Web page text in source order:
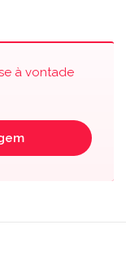
à vontade